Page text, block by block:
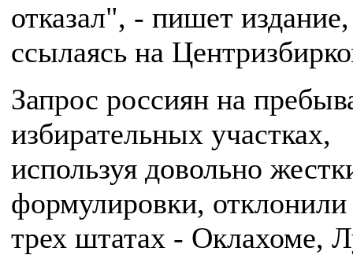
отказал", - пишет издание,
ссылаясь на
Запрос россиян на
избирательных участках,
используя довольно
формулировки, отклонили
трех штатах - Оклахоме,